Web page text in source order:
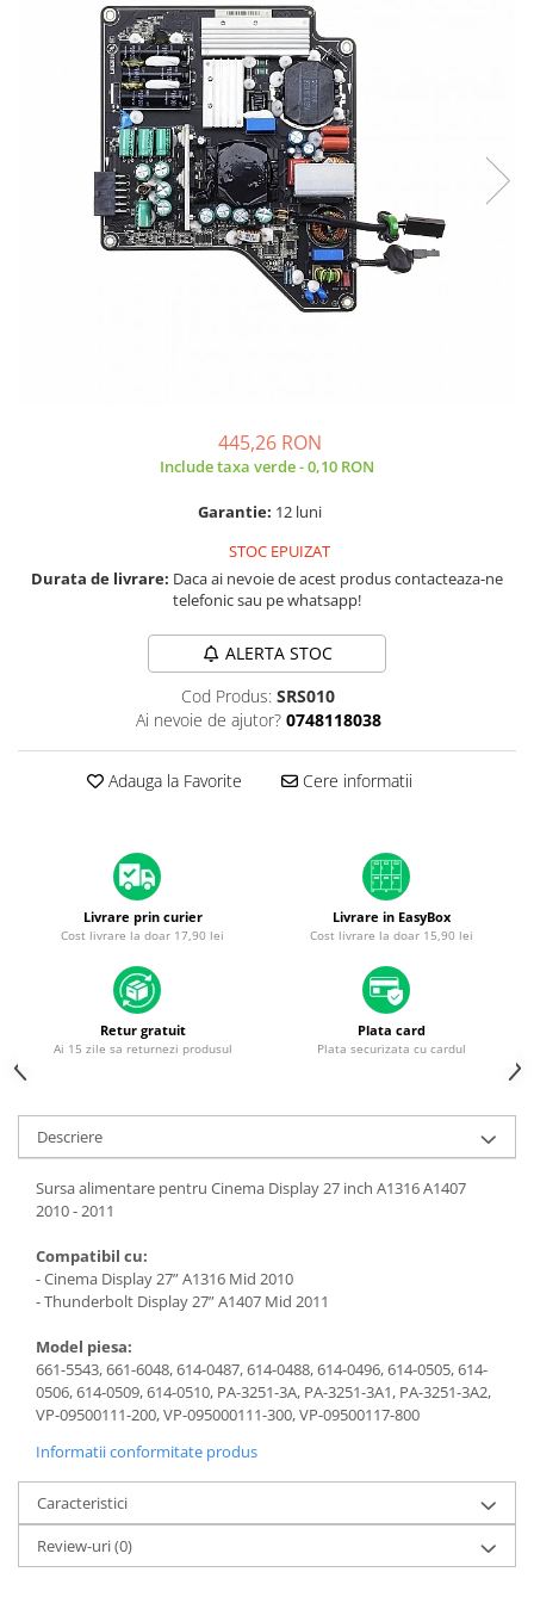
A2251 (Retina 13” 2020)
A2289 (Retina 13” 2020)
A2338 (M1/M2 13” 2020-2022)
A2442 (M1 14” 2021)
A2485 (M1 16” 2021)
A2779 (M2 14” 2023)
A2918 (M3 14” 2023)
A2992 (M3 14” 2023)
A1465 (11” 2012-2015)
A1466 (13” 2012-2017)
A1932 (13” 2018-2019)
A2179 (13” 2020)
A2681 (M2 13” 2022)
A2941 (M2 15” 2023)
A3113 (M3 13” 2024)
MacBook Pro
A1278 (Unibody 13” 2009-2012)
A1286 (Unibody 15” 2008-2012)
A1342 (Unibody 13” 2009-2010)
A1534 (Retina 12” 2015-2017)
Piese & Accesorii iPhone
iPhone 16 Pro Max
iPhone 16 Pro
iPhone 17 Pro
iPhone 15 Pro Max
iPhone 16 Plus
iPhone 17
iPhone 16
iPhone 15 Plus
iPhone 15
iPhone 14 Pro Max
iPhone 14 Pro
iPhone 14 Plus
445,26 RON
Include taxa verde - 0,10 RON
Garantie: 12 luni
STOC EPUIZAT
Durata de livrare: Daca ai nevoie de acest produs contacteaza-ne
telefonic sau pe whatsapp!
ALERTA STOC
Cod Produs: SRS010
Ai nevoie de ajutor? 0748118038
Adauga la Favorite Cere informatii
Livrare prin curier
Cost livrare la doar 17,90 lei
Livrare in EasyBox
Cost livrare la doar 15,90 lei
Retur gratuit
Ai 15 zile sa returnezi produsul
Plata card
Plata securizata cu cardul
Descriere
Sursa alimentare pentru Cinema Display 27 inch A1316 A1407
2010 - 2011
Compatibil cu:
- Cinema Display 27” A1316 Mid 2010
- Thunderbolt Display 27” A1407 Mid 2011
Model piesa:
661-5543, 661-6048, 614-0487, 614-0488, 614-0496, 614-0505, 614-
0506, 614-0509, 614-0510, PA-3251-3A, PA-3251-3A1, PA-3251-3A2,
VP-09500111-200, VP-095000111-300, VP-09500117-800
Informatii conformitate produs
Caracteristici
Review-uri(0)